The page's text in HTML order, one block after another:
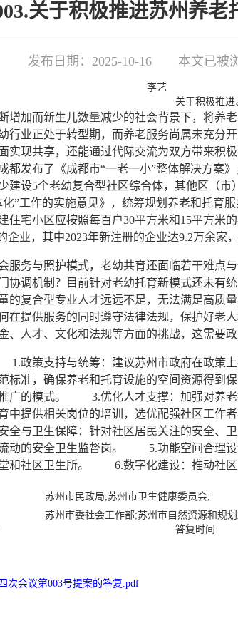
关于积极推进苏州养
发布日期：2025-10-16 本文已被
李艺
关于积极推
加而新生儿数量减少的社会背景下，将养老
行业正处于转型期，而养老服务尚属未充分
实现共享，还能通过代际交流为双方带来积
都发布了《成都市“一老一小”整体解决方案
建设5个老幼复合型社区综合体，其他区（
”工作的实施意见》，统筹规划养老和托育
住宅小区应按照每百户30平方米和15平方米
企业，其中2023年新注册的企业达9.2万余家，
务与照护模式，老幼共育还面临若干难点与
协调机制？目前针对老幼托育新模式还未有
的复合型专业人才远远不足，无法满足高质
在提供服务的同时遵守法律法规，保护好老
、人才、文化和法规等方面的挑战，这需
支持与统筹：建议苏州市政府在政策上提
标准，确保养老和托育设施的空间资源得
广的模式。 3.优化人才支撑：加强对养老
中提供相关岗位的培训，选优配强社区工作
卫生保障：针对社区居民关注的安全、卫
动的安全卫生监督岗。 5.功能空间合理设
和社区卫生所。 6.数字化建设：推动社
苏州市民政局;苏州市卫生健康委员会;
苏州市委社会工作部;苏州市自然资源和规
答复时间:
次会议第003号提案的答复.pdf